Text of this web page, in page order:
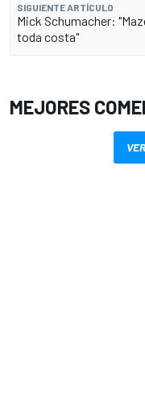
SIGUIENTE ARTÍCULO
Mick Schumacher:
toda costa"
MEJORES